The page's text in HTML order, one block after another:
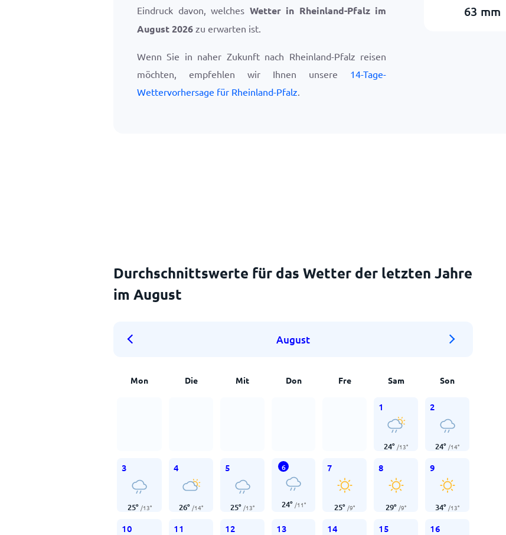
Eindruck davon, welches Wetter in Rheinland-Pfalz im
August 2026 zu erwarten ist.
Wenn Sie in naher Zukunft nach Rheinland-Pfalz reisen
möchten, empfehlen wir Ihnen unsere 14-Tage-
Wettervorhersage für Rheinland-Pfalz.
63 mm
Durchschnittswerte für das Wetter der letzten Jahre
im August
August
Mon Die Mit Don Fre Sam Son
1
24° /13°
2
24° /14°
3
25° /13°
4
26° /14°
5
25° /13°
6
24° /11°
7
25° /9°
8
29° /9°
9
34° /13°
10 11 12 13 14 15 16